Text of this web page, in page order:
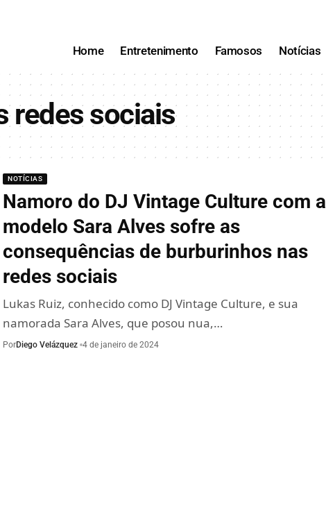
Home Entretenimento Famosos Notícias
redes sociais
NOTÍCIAS
Namoro do DJ Vintage Culture com a
modelo Sara Alves sofre as
consequências de burburinhos nas
redes sociais
Lukas Ruiz, conhecido como DJ Vintage Culture, e sua
namorada Sara Alves, que posou nua,…
PorDiego Velázquez 4 de janeiro de 2024